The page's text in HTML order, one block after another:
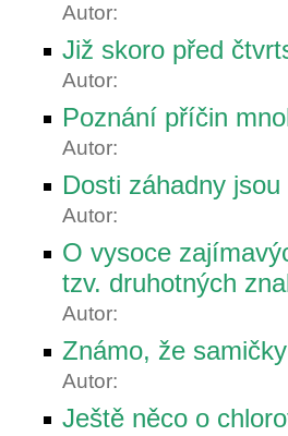
Autor:
Již skoro před
Autor:
Poznání příčin
Autor:
Dosti záhadny
Autor:
O vysoce
tzv. druhotných
Autor:
Známo, že
Autor:
Ještě něco o